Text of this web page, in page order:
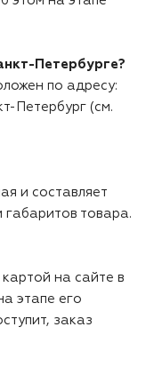
Петербурге?
по адресу:
Петербург (см.
и составляет
габаритов товара.
на сайте в
этапе его
заказ